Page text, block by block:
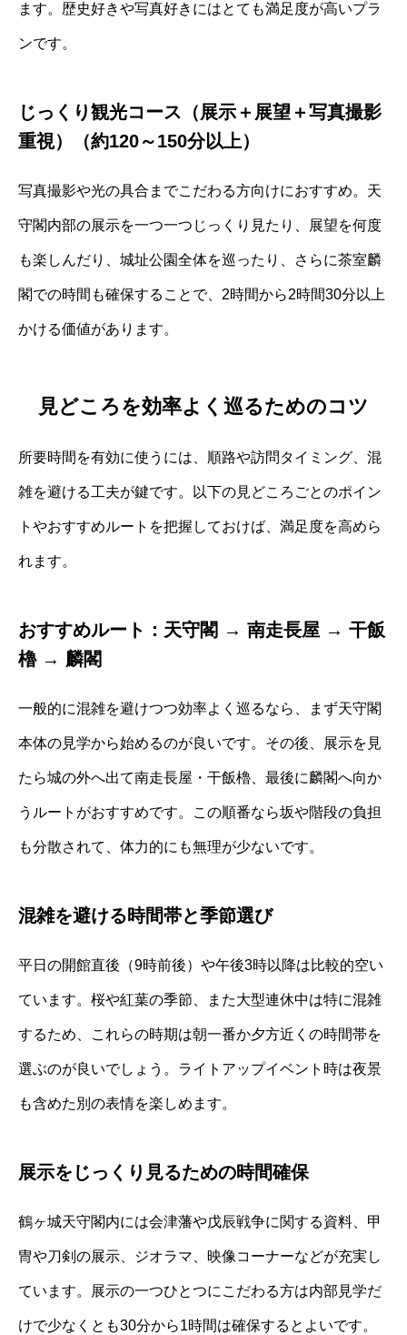
ます。歴史好きや写真好きにはとても満足度が高いプラ
ンです。
じっくり観光コース（展示＋展望＋写真撮影
重視）（約120～150分以上）
写真撮影や光の具合までこだわる方向けにおすすめ。天
守閣内部の展示を一つ一つじっくり見たり、展望を何度
も楽しんだり、城址公園全体を巡ったり、さらに茶室麟
閣での時間も確保することで、2時間から2時間30分以上
かける価値があります。
見どころを効率よく巡るためのコツ
所要時間を有効に使うには、順路や訪問タイミング、混
雑を避ける工夫が鍵です。以下の見どころごとのポイン
トやおすすめルートを把握しておけば、満足度を高めら
れます。
おすすめルート：天守閣 → 南走長屋 → 干飯
櫓 → 麟閣
一般的に混雑を避けつつ効率よく巡るなら、まず天守閣
本体の見学から始めるのが良いです。その後、展示を見
たら城の外へ出て南走長屋・干飯櫓、最後に麟閣へ向か
うルートがおすすめです。この順番なら坂や階段の負担
も分散されて、体力的にも無理が少ないです。
混雑を避ける時間帯と季節選び
平日の開館直後（9時前後）や午後3時以降は比較的空い
ています。桜や紅葉の季節、また大型連休中は特に混雑
するため、これらの時期は朝一番か夕方近くの時間帯を
選ぶのが良いでしょう。ライトアップイベント時は夜景
も含めた別の表情を楽しめます。
展示をじっくり見るための時間確保
鶴ヶ城天守閣内には会津藩や戊辰戦争に関する資料、甲
冑や刀剣の展示、ジオラマ、映像コーナーなどが充実し
ています。展示の一つひとつにこだわる方は内部見学だ
けで少なくとも30分から1時間は確保するとよいです。